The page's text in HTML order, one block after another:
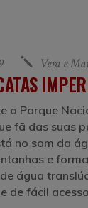
Vera e
o Parque
fã das suas
no som da
e
água
de fácil